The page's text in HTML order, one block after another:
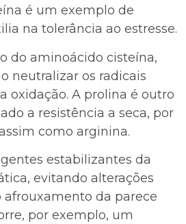
é um exemplo de
na tolerância ao estresse.
do aminoácido cisteína,
neutralizar os radicais
oxidação. A prolina é outro
a resistência a seca, por
como arginina.
estabilizantes da
evitando alterações
da parece
por exemplo, um